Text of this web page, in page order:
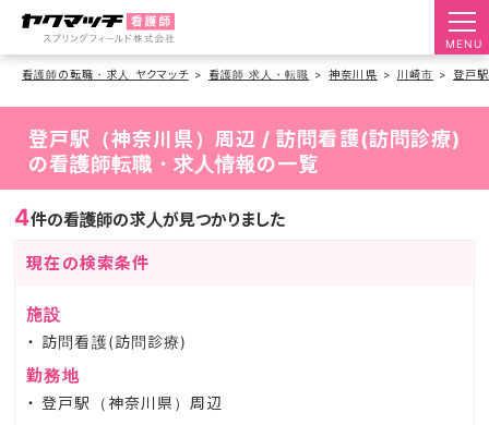
MENU
看護師の転職・求人 ヤクマッチ 看護師 求人・転職 神奈川県 川崎市 登戸
登戸駅（神奈川県）周辺 / 訪問看護(訪問診療)
の看護師転職・求人情報の一覧
4件の看護師の求人が見つかりました
現在の検索条件
施設
訪問看護(訪問診療)
勤務地
登戸駅（神奈川県）周辺